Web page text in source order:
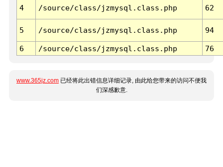
4 /source/class/jzmysql.class.php 62
5 /source/class/jzmysql.class.php 94
6 /source/class/jzmysql.class.php 76
www.365jz.com 已经将此出错信息详细记录, 由此给您带来的访问不便我
们深感歉意.